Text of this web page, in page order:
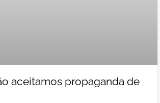
aceitamos propaganda de